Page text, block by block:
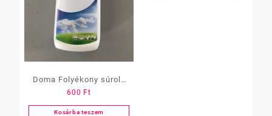
Doma Folyékony súroló
500ml
600 Ft
Kosárba teszem